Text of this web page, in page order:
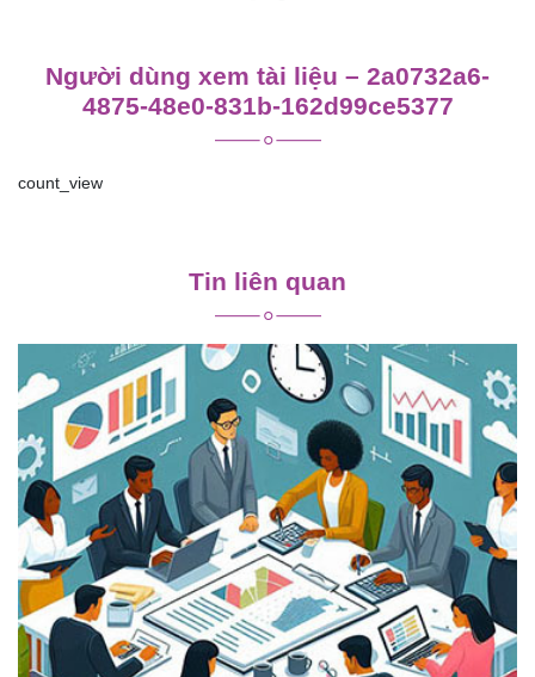
Người dùng xem tài liệu – 2a0732a6-
4875-48e0-831b-162d99ce5377
count_view
viết
Tin liên quan